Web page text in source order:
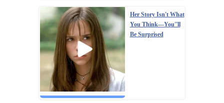
Her Story Isn't What
You Think—You''ll
Be Surprised